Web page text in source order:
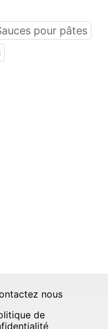
pour pâtes
nous
de